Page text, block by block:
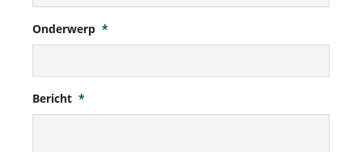
Onderwerp *
Bericht *